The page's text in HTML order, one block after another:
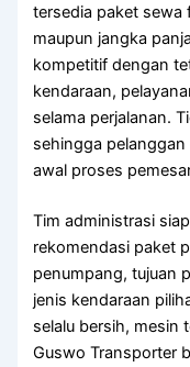
tersedia paket sewa
maupun jangka
kompetitif dengan
kendaraan,
selama perjalanan.
sehingga
awal proses
Tim administrasi
rekomendasi paket
penumpang, tujuan
jenis kendaraan
selalu bersih, mesin
Guswo Transporter